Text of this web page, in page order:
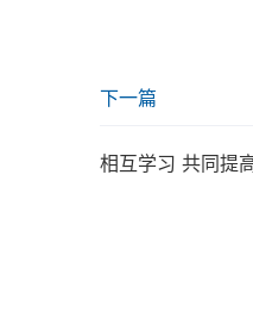
下一篇
相互学习 共同提